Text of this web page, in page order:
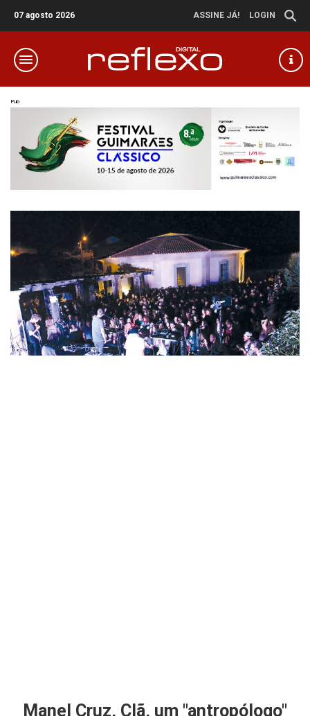
07 agosto 2026 ASSINE JÁ! LOGIN
Pub
Manel Cruz, Clã, um "antropólogo"